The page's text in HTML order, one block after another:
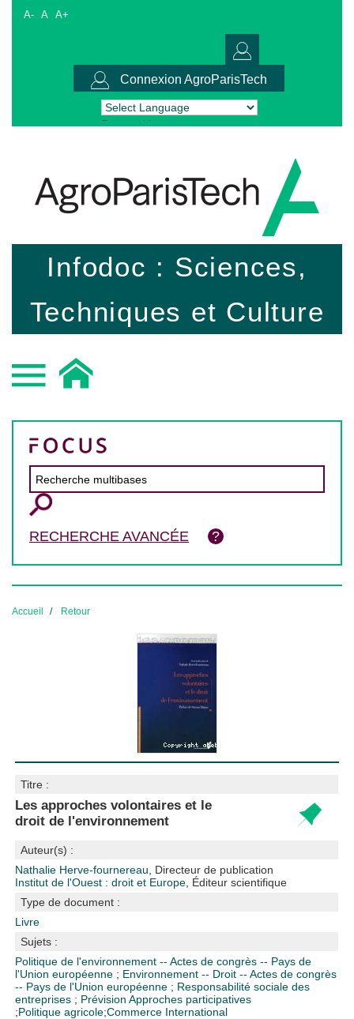
A- A A+
Connexion AgroParisTech
Powered by Translate
Infodoc : Sciences,
Techniques et Culture
RECHERCHE AVANCÉE
Accueil Retour
Titre :
Les approches volontaires et le
droit de l'environnement
Auteur(s) :
Nathalie Herve-fournereau , Directeur de publication
Institut de l'Ouest : droit et Europe , Éditeur scientifique
Type de document :
Livre
Sujets :
Politique de l'environnement -- Actes de congrès -- Pays de
l'Union européenne ; Environnement -- Droit -- Actes de congrès
-- Pays de l'Union européenne ; Responsabilité sociale des
entreprises ; PrévisionApproches participatives
;Politique agricole;Commerce International